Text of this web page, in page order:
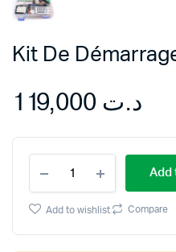
Kit De
د.ت
Démarrage
UNO
quantity
Add
Add to wishlist Compare